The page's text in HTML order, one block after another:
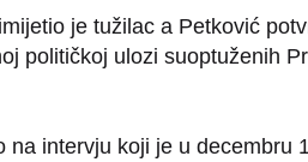
je tužilac a Petković
političkoj ulozi suoptuženih
intervju koji je u